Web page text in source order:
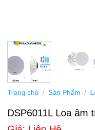
Trang chủ / Sản Phẩm /
DSP6011L Loa âm